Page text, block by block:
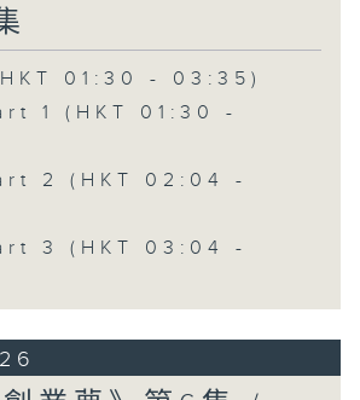
01:30 - 03:35)
1 (HKT 01:30 -
2 (HKT 02:04 -
3 (HKT 03:04 -